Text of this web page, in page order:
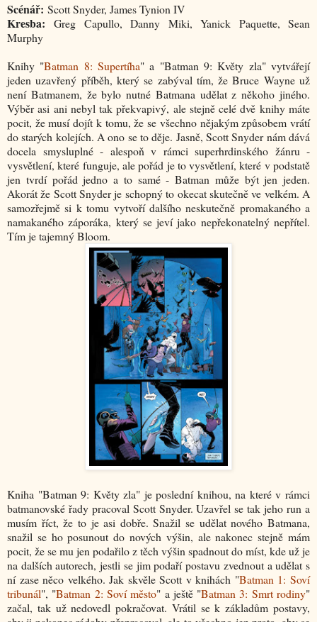
Scénář: Scott Snyder, James Tynion IV
Kresba: Greg Capullo, Danny Miki, Yanick Paquette, Sean
Murphy
Knihy "Batman 8: Supertíha" a "Batman 9: Květy zla" vytvářejí
jeden uzavřený příběh, který se zabýval tím, že Bruce Wayne už
není Batmanem, že bylo nutné Batmana udělat z někoho jiného.
Výběr asi ani nebyl tak překvapivý, ale stejně celé dvě knihy máte
pocit, že musí dojít k tomu, že se všechno nějakým způsobem vrátí
do starých kolejích. A ono se to děje. Jasně, Scott Snyder nám dává
docela smysluplné - alespoň v rámci superhrdinského žánru -
vysvětlení, které funguje, ale pořád je to vysvětlení, které v podstatě
jen tvrdí pořád jedno a to samé - Batman může být jen jeden.
Akorát že Scott Snyder je schopný to okecat skutečně ve velkém. A
samozřejmě si k tomu vytvoří dalšího neskutečně promakaného a
namakaného záporáka, který se jeví jako nepřekonatelný nepřítel.
Tím je tajemný Bloom.
Kniha "Batman 9: Květy zla" je poslední knihou, na které v rámci
batmanovské řady pracoval Scott Snyder. Uzavřel se tak jeho run a
musím říct, že to je asi dobře. Snažil se udělat nového Batmana,
snažil se ho posunout do nových výšin, ale nakonec stejně mám
pocit, že se mu jen podařilo z těch výšin spadnout do míst, kde už je
na dalších autorech, jestli se jim podaří postavu zvednout a udělat s
ní zase něco velkého. Jak skvěle Scott v knihách "Batman 1: Soví
tribunál", "Batman 2: Soví město" a ještě "Batman 3: Smrt rodiny"
začal, tak už nedovedl pokračovat. Vrátil se k základům postavy,